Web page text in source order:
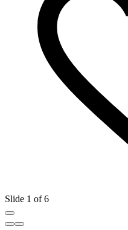
Slide 1 of 6